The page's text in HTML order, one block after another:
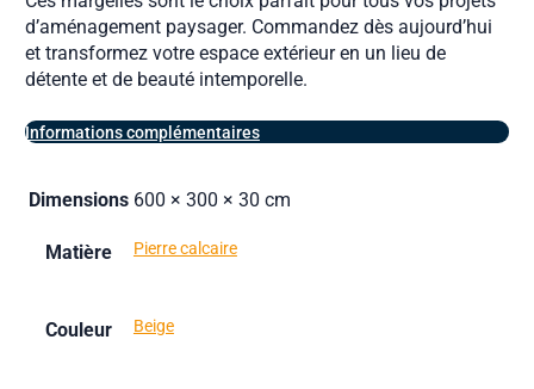
d’aménagement paysager. Commandez dès aujourd’hui
et transformez votre espace extérieur en un lieu de
détente et de beauté intemporelle.
Informations complémentaires
Dimensions 600 × 300 × 30 cm
Matière Pierre calcaire
Couleur Beige